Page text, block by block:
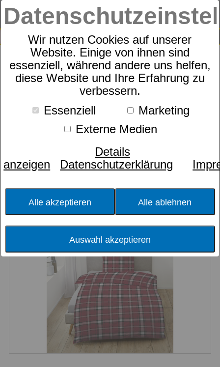
Wir nutzen Cookies auf unserer
Website. Einige von ihnen sind
essenziell, während andere uns helfen,
diese Website und Ihre Erfahrung zu
verbessern.
Essenziell
Marketing
Externe Medien
Details
anzeigen
Datenschutzerklärung
Alle akzeptieren Alle ablehnen
Auswahl akzeptieren
SUCHE
0
Produkte Textilien Bettwäsche 43 Produkte
Bettwäsche
- bitte wählen -
Sortierung nach
- bitte wählen -